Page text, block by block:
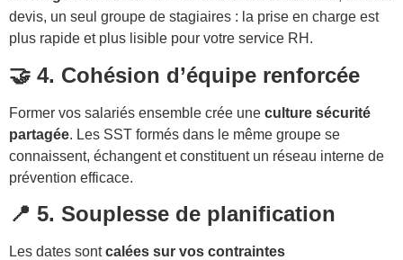
devis, un seul groupe de stagiaires : la prise en charge est
plus rapide et plus lisible pour votre service RH.
🤝 4. Cohésion d’équipe renforcée
Former vos salariés ensemble crée une culture sécurité
partagée. Les SST formés dans le même groupe se
connaissent, échangent et constituent un réseau interne de
prévention efficace.
📍 5. Souplesse de planification
Les dates sontcalées sur vos contraintes